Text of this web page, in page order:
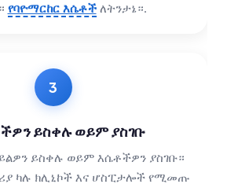
የባዮማርከር እሴቶችለትንታኔ።.
ይስቀሉ ወይም ያስገቡ
ይስቀሉ ወይም እሴቶችዎን ያስገቡ።
ካሉ ክሊኒኮች እና ሆስፒታሎች የሚመጡ